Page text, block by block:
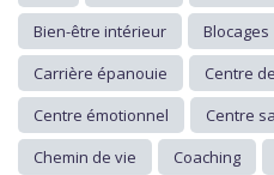
Bien-être intérieur
Blocages
Carrière épanouie
Centre
Centre émotionnel
Centre
Chemin de vie
Coaching